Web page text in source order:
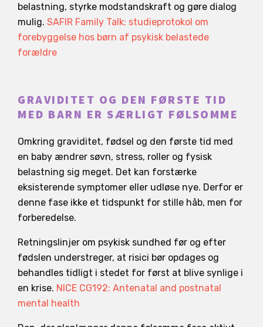
belastning, styrke modstandskraft og gøre dialog
mulig. SAFIR Family Talk: studieprotokol om
forebyggelse hos børn af psykisk belastede
forældre
GRAVIDITET OG DEN FØRSTE TID
MED BARN ER SÆRLIGT FØLSOMME
Omkring graviditet, fødsel og den første tid med
en baby ændrer søvn, stress, roller og fysisk
belastning sig meget. Det kan forstærke
eksisterende symptomer eller udløse nye. Derfor er
denne fase ikke et tidspunkt for stille håb, men for
forberedelse.
Retningslinjer om psykisk sundhed før og efter
fødslen understreger, at risici bør opdages og
behandles tidligt i stedet for først at blive synlige i
en krise. NICE CG192: Antenatal and postnatal
mental health